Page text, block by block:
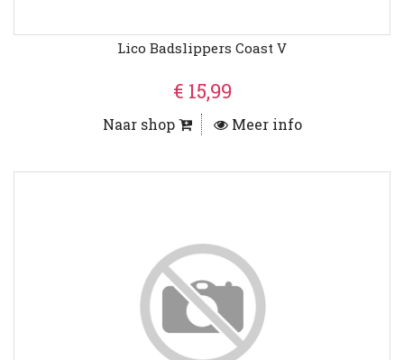
Lico Badslippers Coast V
€ 15,99
Naar shop Meer info